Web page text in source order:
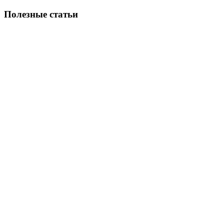
Полезные статьи